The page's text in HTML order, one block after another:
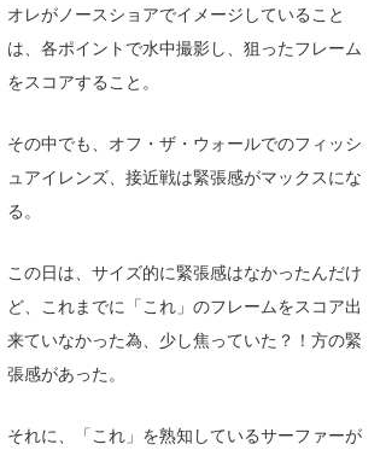
オレがノースショアでイメージしていること
は、各ポイントで水中撮影し、狙ったフレーム
をスコアすること。
その中でも、オフ・ザ・ウォールでのフィッシ
ュアイレンズ、接近戦は緊張感がマックスにな
る。
この日は、サイズ的に緊張感はなかったんだけ
ど、これまでに「これ」のフレームをスコア出
来ていなかった為、少し焦っていた？！方の緊
張感があった。
それに、「これ」を熟知しているサーファーが
DELTA FORCE SURF
CBA Films
進士剛光
田原啓江
NOBUFUKU
喜納海人
Aichan
chan-U
G◎Da
KID
KY
MIN